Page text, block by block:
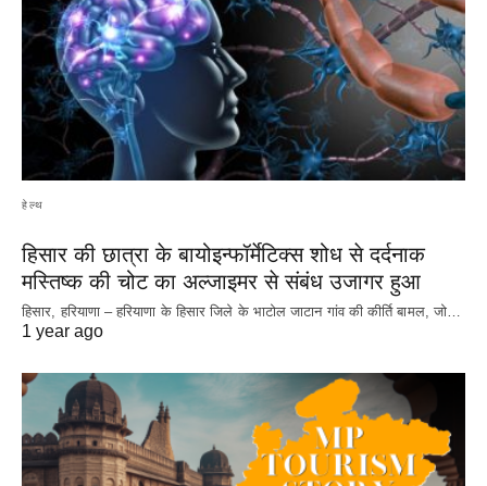
हेल्थ
हिसार की छात्रा के बायोइन्फॉर्मेटिक्स शोध से दर्दनाक
मस्तिष्क की चोट का अल्जाइमर से संबंध उजागर हुआ
हिसार, हरियाणा – हरियाणा के हिसार जिले के भाटोल जाटान गांव की कीर्ति बामल, जो…
1 year ago